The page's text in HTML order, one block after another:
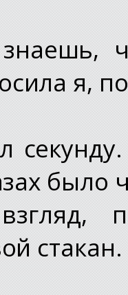
я,
было
стакан.